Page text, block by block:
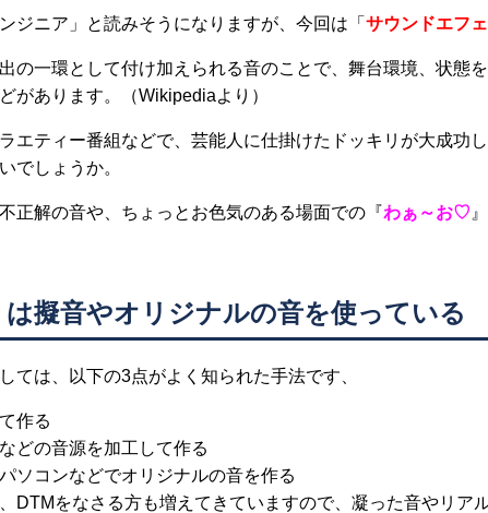
ジニア」と読みそうになりますが、今回は「 サウンドエフ
の一環として付け加えられる音のことで、舞台環境、状態
があります。（Wikipediaより）
エティー番組などで、芸能人に仕掛けたドッキリが大成功
でしょうか。
正解の音や、ちょっとお色気のある場面での『わぁ～お♡
擬音やオリジナルの音を使っている
ては、以下の3点がよく知られた手法です、
作る
どの音源を加工して作る
ソコンなどでオリジナルの音を作る
DTMをなさる方も増えてきていますので、凝った音やリア